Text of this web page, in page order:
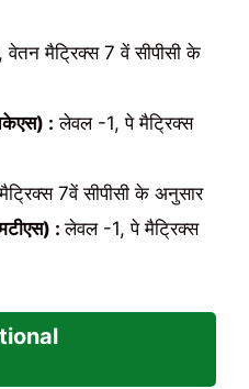
मैट्रिक्स 7 वें सीपीसी के
: लेवल -1, पे मैट्रिक्स
7वें सीपीसी के अनुसार
:लेवल -1, पे मैट्रिक्स